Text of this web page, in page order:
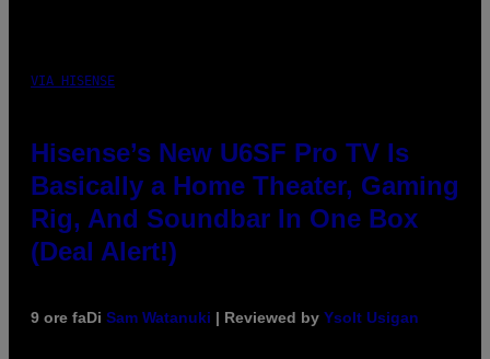
VIA HISENSE
Hisense’s New U6SF Pro TV Is
Basically a Home Theater, Gaming
Rig, And Soundbar In One Box
(Deal Alert!)
9 ore faDi Sam Watanuki | Reviewed by Ysolt Usigan